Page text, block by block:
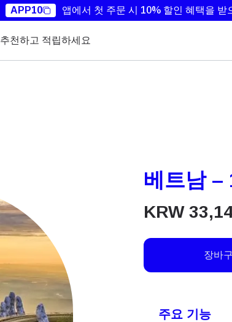
APP10 앱에서 첫 주문 시 10% 할인 혜택을 받
추천하고 적립하세요
베트남 –
KRW
장바
주요 기능